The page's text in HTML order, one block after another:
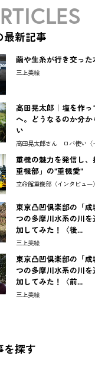
最新記事
繭や生糸が行き交っ
三上美絵
高田晃太郎｜塩を作
へ。どうなるのか分
い
高田晃太郎さん ロバ使い〈
重機の魅力を発信し
重機部」の"重機愛"
立命館重機部〈インタビュー〉
東京凸凹倶楽部の「
つの多摩川水系の川
加してみた！〈後...
三上美絵
東京凸凹倶楽部の「
つの多摩川水系の川
加してみた！〈前...
三上美絵
を探す